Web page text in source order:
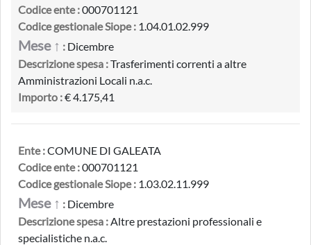
Codice ente :000701121
Codice gestionale Siope : 1.04.01.02.999
Mese ↑ : Dicembre
Descrizione spesa :Trasferimenti correnti a altre
Amministrazioni Locali n.a.c.
Importo :€ 4.175,41
Ente :COMUNE DI GALEATA
Codice ente :000701121
Codice gestionale Siope : 1.03.02.11.999
Mese ↑ : Dicembre
Descrizione spesa :Altre prestazioni professionali e
specialistiche n.a.c.